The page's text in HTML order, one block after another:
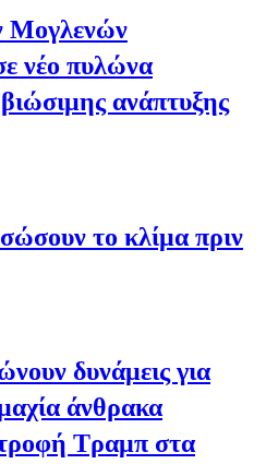
Μογλενών
νέο πυλώνα
ανάπτυξης
το κλίμα πριν
δυνάμεις για
άνθρακα
Τραμπ στα